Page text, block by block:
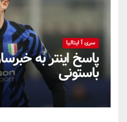
سری آ ایتالیا
پاسخ اینتر به
باستونی